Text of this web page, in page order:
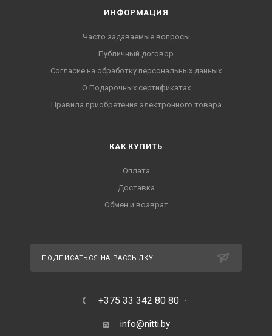
ИНФОРМАЦИЯ
Часто задаваемые вопросы
Публичный договор
Согласие на обработку персональных данных
О Подарочных сертификатах
Правила приобретения электронного товара
КАК КУПИТЬ
Оплата
Доставка
Обмен и возврат
ПОДПИСАТЬСЯ НА РАССЫЛКУ
+375 33 342 80 80
info@nitti.by